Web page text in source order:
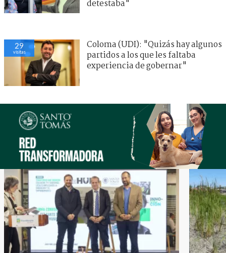
detestaba"
29
visitas
Coloma (UDI): "Quizás hay algunos
partidos a los que les faltaba
experiencia de gobernar"